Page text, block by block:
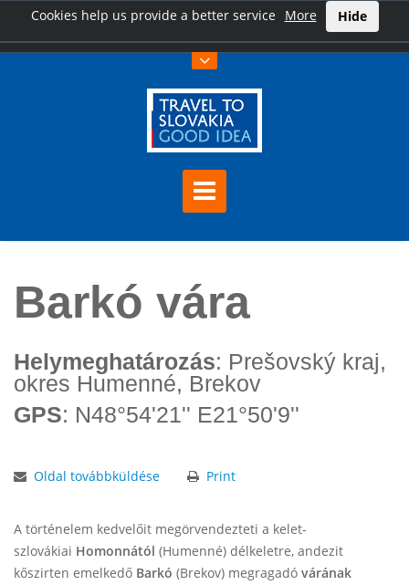
Cookies help us provide a better service More Hide
Barkó vára
Helymeghatározás: Prešovský kraj,
okres Humenné, Brekov
GPS: N48°54'21'' E21°50'9''
Oldal továbbküldése Print
A történelem kedvelőit megörvendezteti a kelet-
szlovákiai Homonnától (Humenné) délkeletre, andezit
kőszirten emelkedő Barkó (Brekov) megragadó várának